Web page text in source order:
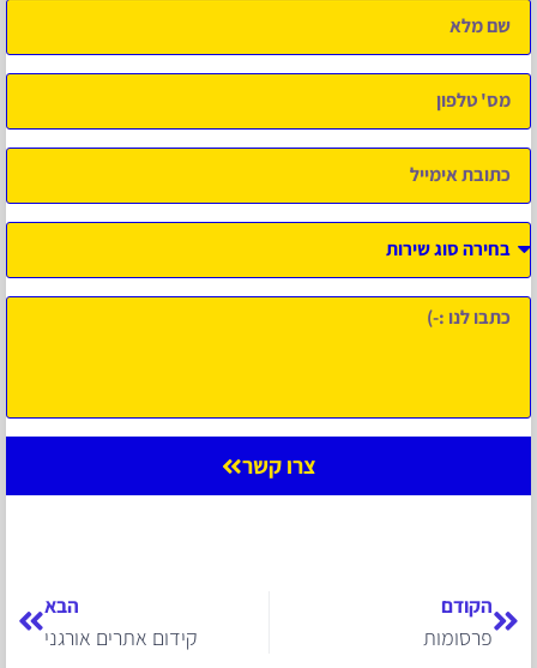
צרו קשר
הקודם
פרסומות
הבא
קידום אתרים אורגני